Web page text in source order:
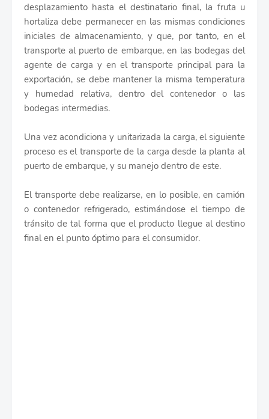
desplazamiento hasta el destinatario final, la fruta u
hortaliza debe permanecer en las mismas condiciones
iniciales de almacenamiento, y que, por tanto, en el
transporte al puerto de embarque, en las bodegas del
agente de carga y en el transporte principal para la
exportación, se debe mantener la misma temperatura
y humedad relativa, dentro del contenedor o las
bodegas intermedias.
Una vez acondiciona y unitarizada la carga, el siguiente
proceso es el transporte de la carga desde la planta al
puerto de embarque, y su manejo dentro de este.
El transporte debe realizarse, en lo posible, en camión
o contenedor refrigerado, estimándose el tiempo de
tránsito de tal forma que el producto llegue al destino
final en el punto óptimo para el consumidor.